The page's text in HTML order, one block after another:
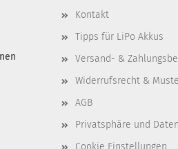
Kontakt
Tipps für LiPo Akkus
Versand- &
Widerrufsrecht &
AGB
Privatsphäre und